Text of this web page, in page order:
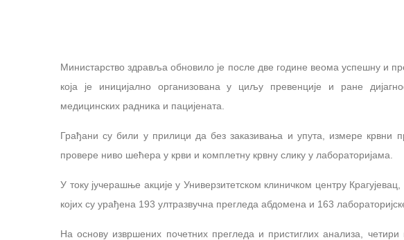
Министарство здравља обновило је после две године веома успешну и
која је иницијално организована у циљу превенције и ране
медицинских радника и пацијената.
Грађани су били у прилици да без заказивања и упута, измере крвни
провере ниво шећера у крви и комплетну крвну слику у лабораторијама.
У току јучерашње акције у Универзитетском клиничком центру
којих су урађена 193 ултразвучна прегледа абдомена и 163
На основу извршених почетних прегледа и пристиглих анализа,